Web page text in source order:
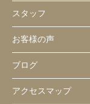
スタッフ
お客様の声
ブログ
アクセスマップ